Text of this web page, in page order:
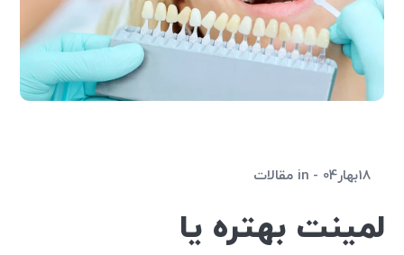
18بهار04 in مقالات
لمینت بهتره یا